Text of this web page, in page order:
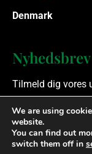
Denmark
Nyhedsbrev
Tilmeld dig vores
spammer.
Ophavsret ©
We are using
website.
You can find out
switch them off in